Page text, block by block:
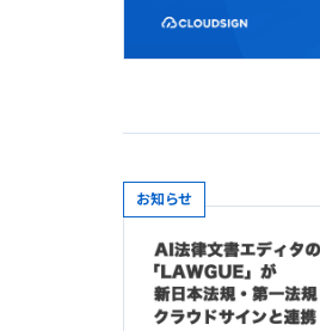
お知らせ